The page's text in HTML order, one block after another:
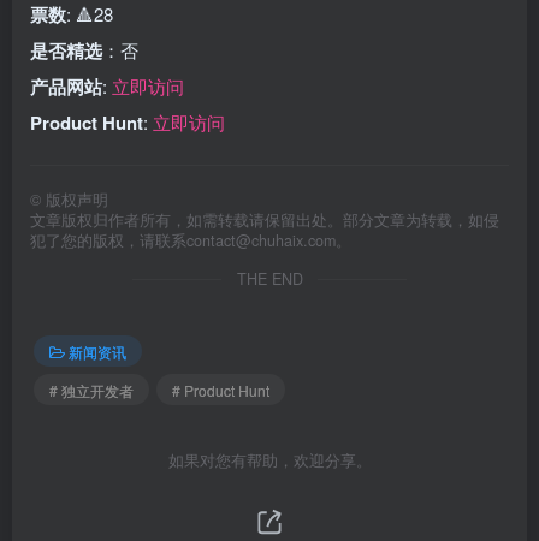
票数: 🔺28
是否精选 ：否
产品网站: 立即访问
Product Hunt: 立即访问
© 版权声明
文章版权归作者所有，如需转载请保留出处。部分文章为转载，如侵
犯了您的版权，请联系contact@chuhaix.com。
THE END
新闻资讯
# 独立开发者
# Product Hunt
如果对您有帮助，欢迎分享。